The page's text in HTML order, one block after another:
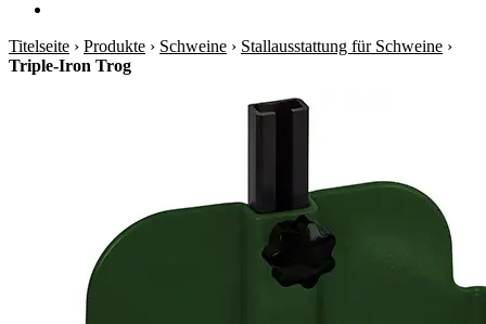
Titelseite › Produkte › Schweine › Stallausstattung für Schweine ›
Triple-Iron Trog